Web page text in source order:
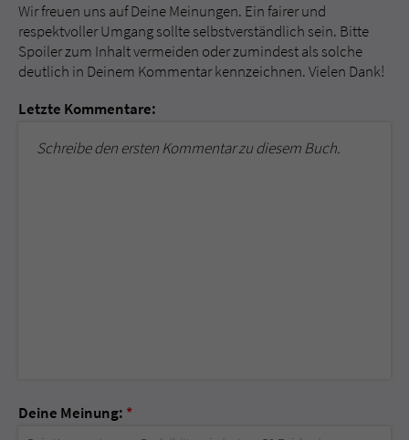
Wir freuen uns auf Deine Meinungen. Ein fairer und
respektvoller Umgang sollte selbstverständlich sein. Bitte
Spoiler zum Inhalt vermeiden oder zumindest als solche
deutlich in Deinem Kommentar kennzeichnen. Vielen Dank!
Letzte Kommentare:
Schreibe den ersten Kommentar zu diesem Buch.
Deine Meinung: *